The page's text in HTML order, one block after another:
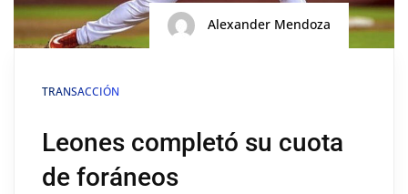
Alexander Mendoza
TRANSACCIÓN
Leones completó su cuota
de foráneos